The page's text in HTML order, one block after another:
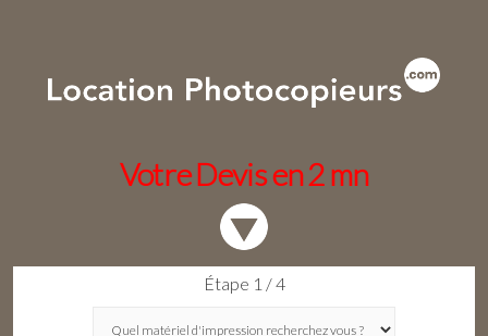
Votre Devis en 2 mn
Étape 1 / 4